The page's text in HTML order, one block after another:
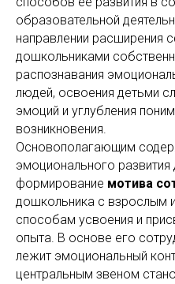
образовательной
направлении расширения
дошкольниками
распознавания
людей, освоения детьми
эмоций и углубления
возникновения.
Основополагающим
эмоционального
формирование мотива
дошкольника с взрослым
способам усвоения и
опыта. В основе его
лежит эмоциональный
центральным звеном